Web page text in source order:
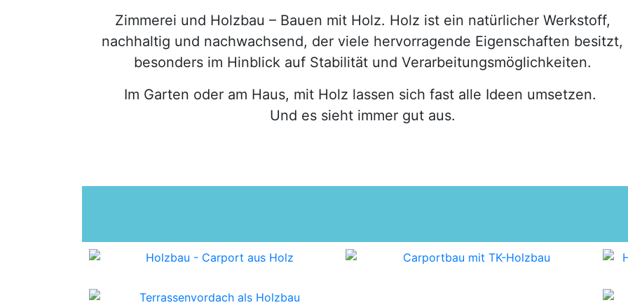
Zimmerei und Holzbau – Bauen mit Holz. Holz ist ein natürlicher Werkstoff,
nachhaltig und nachwachsend, der viele hervorragende Eigenschaften besitzt,
besonders im Hinblick auf Stabilität und Verarbeitungsmöglichkeiten.
Im Garten oder am Haus, mit Holz lassen sich fast alle Ideen umsetzen.
Und es sieht immer gut aus.